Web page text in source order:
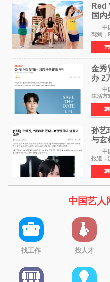
Red
国
日
中国
驾到，
扫国内
Red
金秀
办 2
中国
生活方
面会，
Asia
这也是
孙艺
与玄
中国
报道，
托了冰
珍首
妻子身
中国艺人
找工作 找人才